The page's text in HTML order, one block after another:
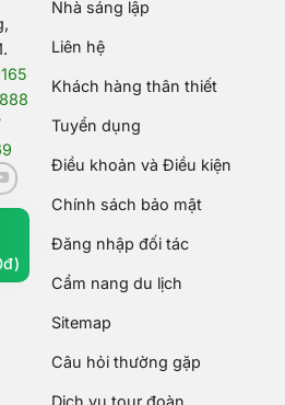
Nhà sáng lập
Liên hệ
Khách hàng thân thiết
Tuyển dụng
Điều khoản và Điều kiện
Chính sách bảo mật
Đăng nhập đối tác
Cẩm nang du lịch
Sitemap
Câu hỏi thường gặp
Dịch vụ tour đoàn